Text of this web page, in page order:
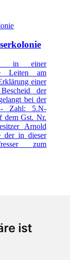
ist
in einer
Leiten am
einer
der
bei der
- Zahl: 5.N-
dem Gst. Nr.
Arnold
der in dieser
zum
Wir freuen uns,
Ihnen teilen. Sie
unter der Email
Regel innerhalb
Quelle und
verwendet